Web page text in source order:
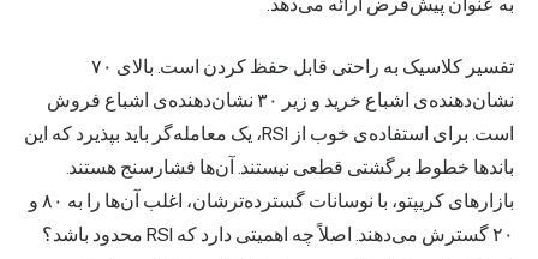
تفسیر کلاسیک به راحتی قابل حفظ کردن است. بالای ۷۰
نشان‌دهنده‌ی اشباع خرید و زیر ۳۰ نشان‌دهنده‌ی اشباع فروش
است. برای استفاده‌ی خوب از RSI، یک معامله‌گر باید بپذیرد که این
باندها خطوط برگشتی قطعی نیستند. آن‌ها فشارسنج هستند.
بازارهای کریپتو، با نوسانات گسترده‌ترشان، اغلب آن‌ها را به ۸۰ و
۲۰ گسترش می‌دهند. اصلاً چه اهمیتی دارد که RSI محدود باشد؟